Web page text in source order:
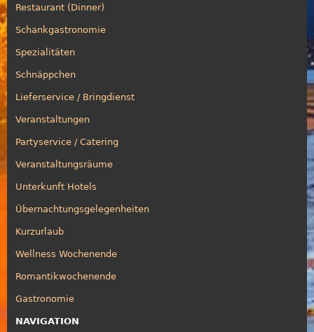
Restaurant (Dinner)
Schankgastronomie
Spezialitäten
Schnäppchen
Lieferservice / Bringdienst
Veranstaltungen
Partyservice / Catering
Veranstaltungsräume
Unterkunft Hotels
Übernachtungsgelegenheiten
Kurzurlaub
Wellness Wochenende
Romantikwochenende
Gastronomie
NAVIGATION